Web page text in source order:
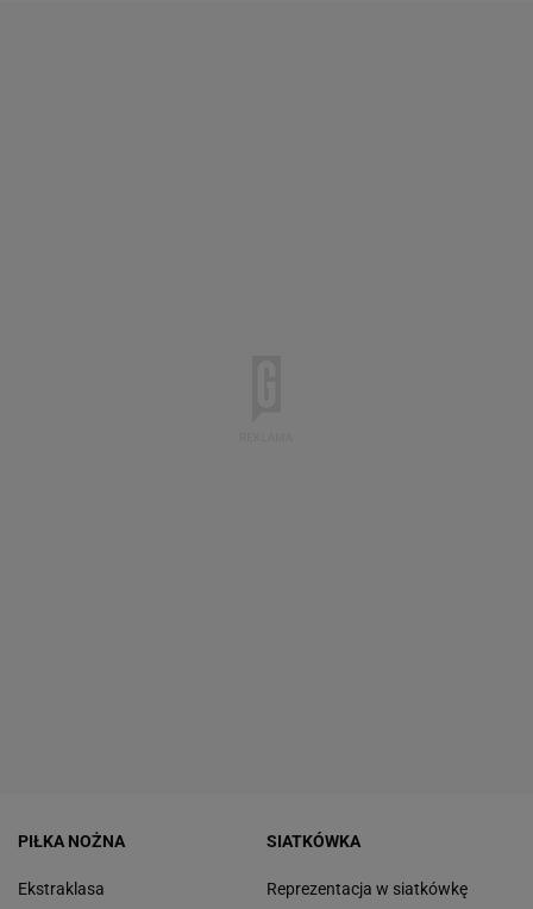
PIŁKA NOŻNA
Ekstraklasa
SIATKÓWKA
Reprezentacja w siatkówkę